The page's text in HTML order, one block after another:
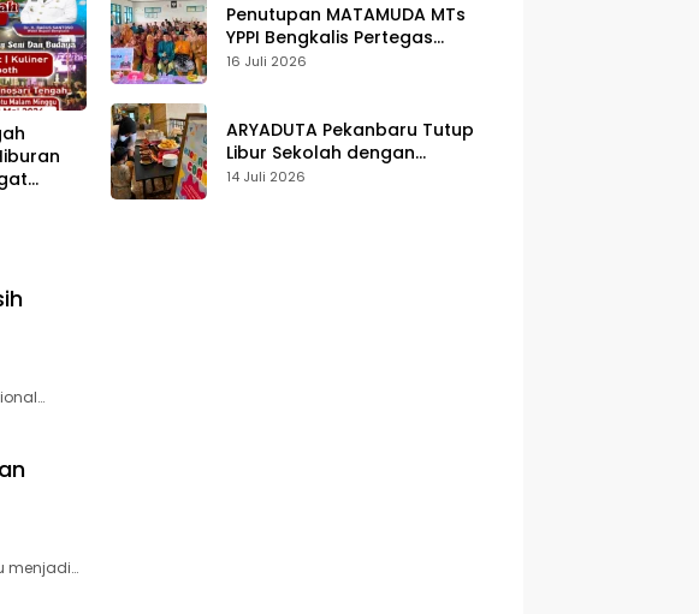
menjadi…
Penutupan MATAMUDA MTs
YPPI Bengkalis Pertegas
Pendidikan Berbasis Adat dan
16 Juli 2026
ARYADUTA Pekanbaru Tutup
Libur Sekolah dengan
Pengalaman Staycation
14 Juli 2026